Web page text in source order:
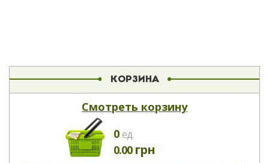
КОРЗИНА
Смотреть корзину
0eд.
0.00 грн